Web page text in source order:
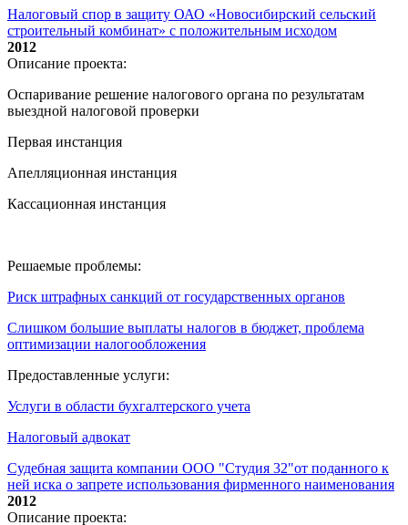
Налоговый спор в защиту ОАО «Новосибирский сельский
строительный комбинат» с положительным исходом
2012
Описание проекта:
Оспаривание решение налогового органа по результатам
выездной налоговой проверки
Первая инстанция
Апелляционная инстанция
Кассационная инстанция
Решаемые проблемы:
Риск штрафных санкций от государственных органов
Слишком большие выплаты налогов в бюджет, проблема
оптимизации налогообложения
Предоставленные услуги:
Услуги в области бухгалтерского учета
Налоговый адвокат
Судебная защита компании ООО "Студия 32"от поданного к
ней иска о запрете использования фирменного наименования
2012
Описание проекта: